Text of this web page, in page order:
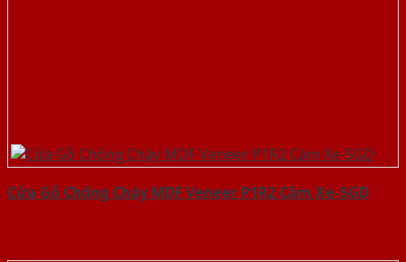
Cửa Gỗ Chống Cháy MDF Veneer P1R2 Căm Xe-SGD